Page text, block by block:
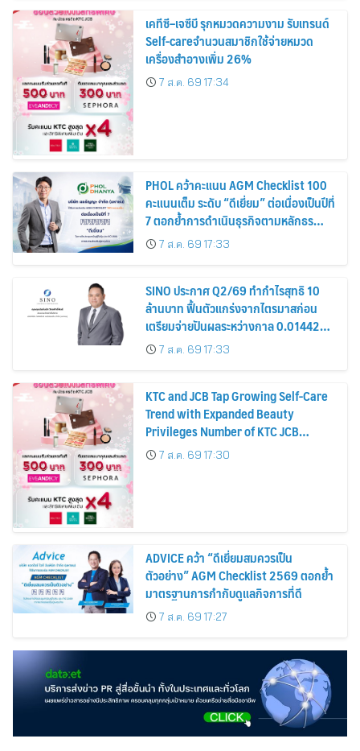
เคทีซี–เจซีบี รุกหมวดความงาม รับเทรนด์
Self-careจำนวนสมาชิกใช้จ่ายหมวด
เครื่องสำอางเพิ่ม 26%
7 ส.ค. 69 17:34
PHOL คว้าคะแนน AGM Checklist 100
คะแนนเต็ม ระดับ “ดีเยี่ยม” ต่อเนื่องเป็นปีที่
7 ตอกย้ำการดำเนินธุรกิจตามหลักธร
รมาภิบาล โปร่งใส สร้างความเชื่อมั่นผู้ถือ
หุ้น
7 ส.ค. 69 17:33
SINO ประกาศ Q2/69 ทำกำไรสุทธิ 10
ล้านบาท ฟื้นตัวแกร่งจากไตรมาสก่อน
เตรียมจ่ายปันผลระหว่างกาล 0.014423
บาทต่อหุ้น ครึ่งปีหลังมุ่งเติบโตต่อเนื่อง
7 ส.ค. 69 17:33
KTC and JCB Tap Growing Self-Care
Trend with Expanded Beauty
Privileges Number of KTC JCB
Cardmembers Spending on
Cosmetics Rises 26%
7 ส.ค. 69 17:30
ADVICE คว้า “ดีเยี่ยมสมควรเป็น
ตัวอย่าง” AGM Checklist 2569 ตอกย้ำ
มาตรฐานการกำกับดูแลกิจการที่ดี
7 ส.ค. 69 17:27